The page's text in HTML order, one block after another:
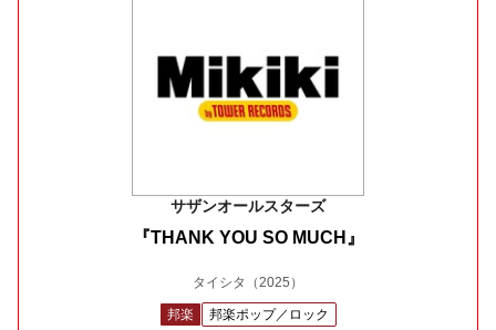
サザンオールスターズ
『THANK YOU SO MUCH』
タイシタ （2025）
邦楽 邦楽ポップ／ロック